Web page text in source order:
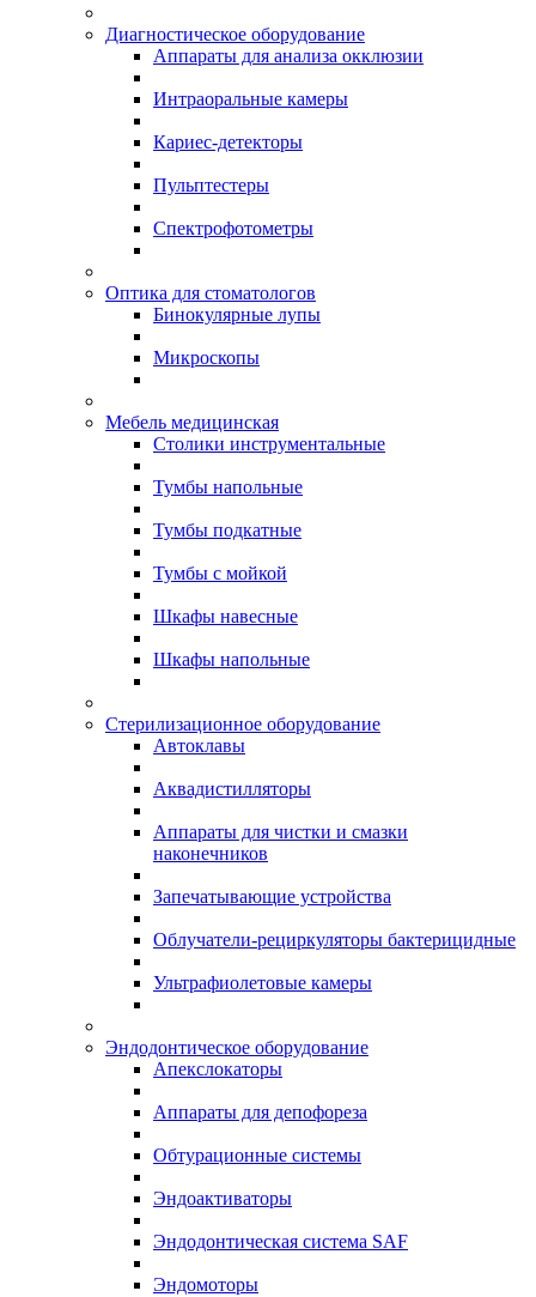
Диагностическое оборудование
Аппараты для анализа окклюзии
Интраоральные камеры
Кариес-детекторы
Пульптестеры
Спектрофотометры
Оптика для стоматологов
Бинокулярные лупы
Микроскопы
Мебель медицинская
Столики инструментальные
Тумбы напольные
Тумбы подкатные
Тумбы с мойкой
Шкафы навесные
Шкафы напольные
Стерилизационное оборудование
Автоклавы
Аквадистилляторы
Аппараты для чистки и смазки
наконечников
Запечатывающие устройства
Облучатели-рециркуляторы бактерицидные
Ультрафиолетовые камеры
Эндодонтическое оборудование
Апекслокаторы
Аппараты для депофореза
Обтурационные системы
Эндоактиваторы
Эндодонтическая система SAF
Эндомоторы